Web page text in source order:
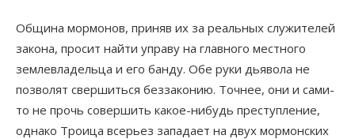
Община мормонов, приняв их за реальных служителей
закона, просит найти управу на главного местного
землевладельца и его банду. Обе руки дьявола не
позволят свершиться беззаконию. Точнее, они и сами-
то не прочь совершить какое-нибудь преступление,
однако Троица всерьез западает на двух мормонских